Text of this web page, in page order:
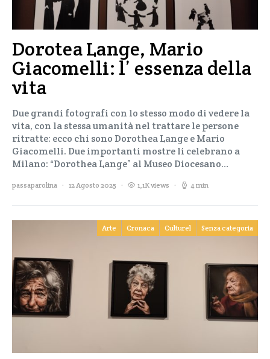
Dorotea Lange, Mario
Giacomelli: l’ essenza della
vita
Due grandi fotografi con lo stesso modo di vedere la
vita, con la stessa umanità nel trattare le persone
ritratte: ecco chi sono Dorothea Lange e Mario
Giacomelli. Due importanti mostre li celebrano a
Milano: “Dorothea Lange” al Museo Diocesano…
passaparolina 12 Agosto 2025 1,1K views 4 min
Arte Cronaca Culturel Senza categoria